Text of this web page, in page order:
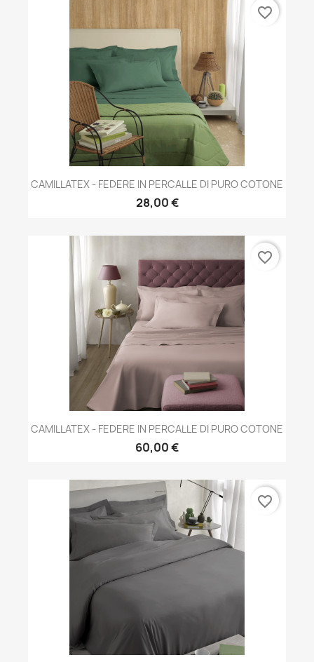
CAMILLATEX - FEDERE IN PERCALLE DI PURO COTONE
28,00 €
favorite_border
CAMILLATEX - FEDERE IN PERCALLE DI PURO COTONE
60,00 €
favorite_border
favorite_border